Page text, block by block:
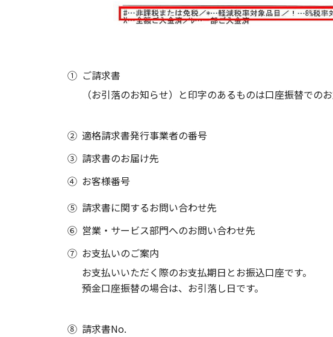
① ご請求書
（お引落のお知らせ）と印字のあるものは口座振替でのお
② 適格請求書発行事業者の番号
③ 請求書のお届け先
④ お客様番号
⑤ 請求書に関するお問い合わせ先
⑥ 営業・サービス部門へのお問い合わせ先
⑦ お支払いのご案内
お支払いいただく際のお支払期日とお振込口座です。
預金口座振替の場合は、お引落し日です。
⑧ 請求書No.